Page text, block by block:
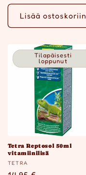
Lisää ostoskoriin
Tilapäisesti
loppunut
Tetra Reptosol 50ml
vitamiinilisä
Myyjä:
TETRA